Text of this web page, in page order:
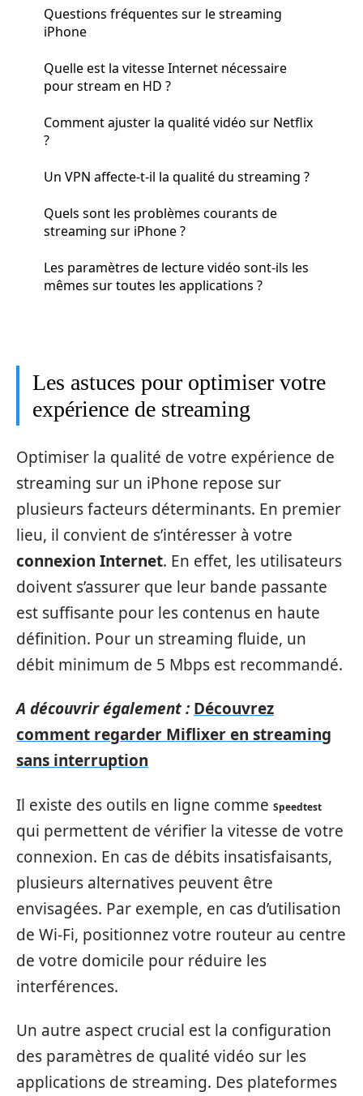
Questions fréquentes sur le streaming
iPhone
Quelle est la vitesse Internet nécessaire
pour stream en HD ?
Comment ajuster la qualité vidéo sur Netflix
?
Un VPN affecte-t-il la qualité du streaming ?
Quels sont les problèmes courants de
streaming sur iPhone ?
Les paramètres de lecture vidéo sont-ils les
mêmes sur toutes les applications ?
Les astuces pour optimiser votre
expérience de streaming
Optimiser la qualité de votre expérience de
streaming sur un iPhone repose sur
plusieurs facteurs déterminants. En premier
lieu, il convient de s’intéresser à votre
connexion Internet. En effet, les utilisateurs
doivent s’assurer que leur bande passante
est suffisante pour les contenus en haute
définition. Pour un streaming fluide, un
débit minimum de 5 Mbps est recommandé.
A découvrir également : Découvrez
comment regarder Miflixer en streaming
sans interruption
Il existe des outils en ligne comme Speedtest
qui permettent de vérifier la vitesse de votre
connexion. En cas de débits insatisfaisants,
plusieurs alternatives peuvent être
envisagées. Par exemple, en cas d’utilisation
de Wi-Fi, positionnez votre routeur au centre
de votre domicile pour réduire les
interférences.
Un autre aspect crucial est la configuration
des paramètres de qualité vidéo sur les
applications de streaming. Des plateformes